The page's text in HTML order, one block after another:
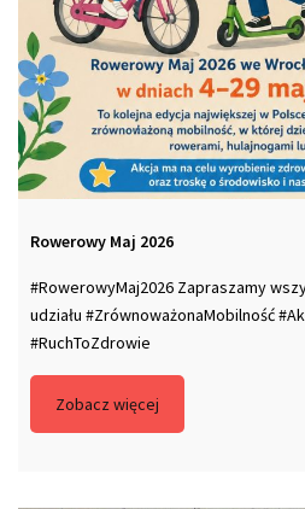
Rowerowy Maj 2026
#RowerowyMaj2026 Zapraszamy
udziału #ZrównoważonaMobilność
#RuchToZdrowie
Zobacz więcej